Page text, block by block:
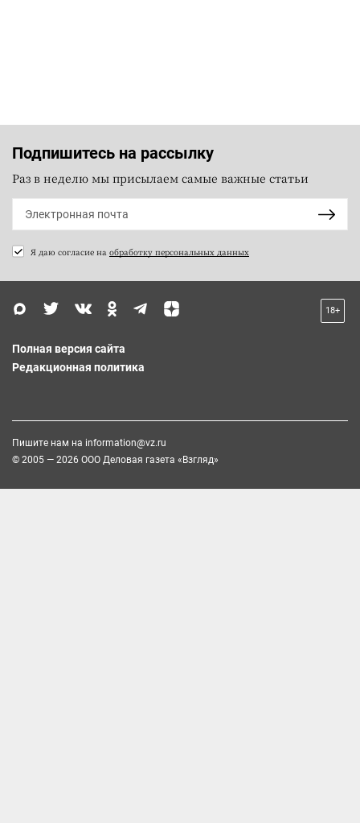
Подпишитесь на рассылку
Раз в неделю мы присылаем самые важные статьи
Я даю согласие на обработку персональных данных
18+
Полная версия сайта
Редакционная политика
Пишите нам на information@vz.ru
© 2005 — 2026 ООО Деловая газета «Взгляд»